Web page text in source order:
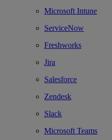
Microsoft Intune
ServiceNow
Freshworks
Jira
Salesforce
Zendesk
Slack
Microsoft Teams